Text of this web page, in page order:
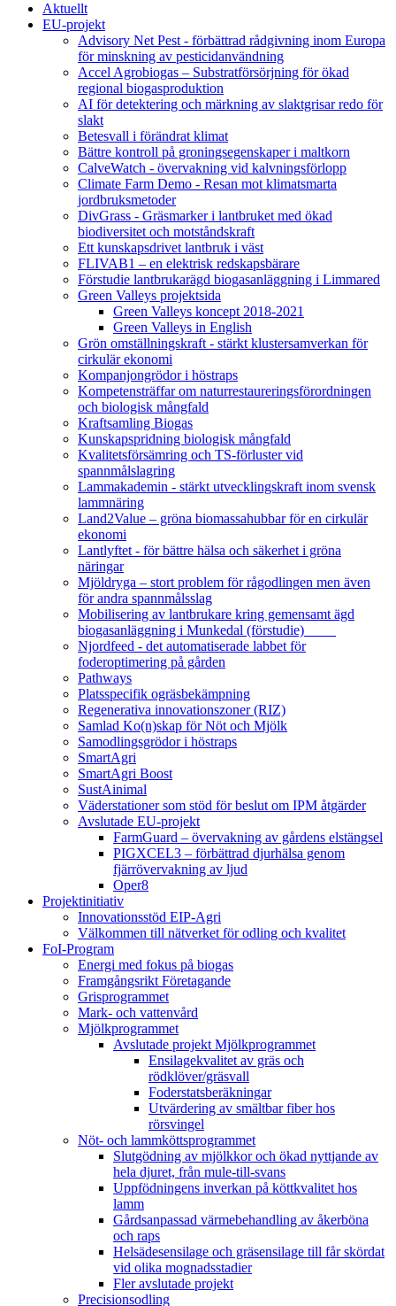
Aktuellt
EU-projekt
Advisory Net Pest - förbättrad rådgivning inom Europa
för minskning av pesticidanvändning
Accel Agrobiogas – Substratförsörjning för ökad
regional biogasproduktion
AI för detektering och märkning av slaktgrisar redo för
slakt
Betesvall i förändrat klimat
Bättre kontroll på groningsegenskaper i maltkorn
CalveWatch - övervakning vid kalvningsförlopp
Climate Farm Demo - Resan mot klimatsmarta
jordbruksmetoder
DivGrass - Gräsmarker i lantbruket med ökad
biodiversitet och motståndskraft
Ett kunskapsdrivet lantbruk i väst
FLIVAB1 – en elektrisk redskapsbärare
Förstudie lantbrukarägd biogasanläggning i Limmared
Green Valleys projektsida
Green Valleys koncept 2018-2021
Green Valleys in English
Grön omställningskraft - stärkt klustersamverkan för
cirkulär ekonomi
Kompanjongrödor i höstraps
Kompetensträffar om naturrestaureringsförordningen
och biologisk mångfald
Kraftsamling Biogas
Kunskapspridning biologisk mångfald
Kvalitetsförsämring och TS-förluster vid
spannmålslagring
Lammakademin - stärkt utvecklingskraft inom svensk
lammnäring
Land2Value – gröna biomassahubbar för en cirkulär
ekonomi
Lantlyftet - för bättre hälsa och säkerhet i gröna
näringar
Mjöldryga – stort problem för rågodlingen men även
för andra spannmålsslag
Mobilisering av lantbrukare kring gemensamt ägd
biogasanläggning i Munkedal (förstudie)
Njordfeed - det automatiserade labbet för
foderoptimering på gården
Pathways
Platsspecifik ogräsbekämpning
Regenerativa innovationszoner (RIZ)
Samlad Ko(n)skap för Nöt och Mjölk
Samodlingsgrödor i höstraps
SmartAgri
SmartAgri Boost
SustAinimal
Väderstationer som stöd för beslut om IPM åtgärder
Avslutade EU-projekt
FarmGuard – övervakning av gårdens elstängsel
PIGXCEL3 – förbättrad djurhälsa genom
fjärrövervakning av ljud
Oper8
Projektinitiativ
Innovationsstöd EIP-Agri
Välkommen till nätverket för odling och kvalitet
FoI-Program
Energi med fokus på biogas
Framgångsrikt Företagande
Grisprogrammet
Mark- och vattenvård
Mjölkprogrammet
Avslutade projekt Mjölkprogrammet
Ensilagekvalitet av gräs och
rödklöver/gräsvall
Foderstatsberäkningar
Utvärdering av smältbar fiber hos
rörsvingel
Nöt- och lammköttsprogrammet
Slutgödning av mjölkkor och ökad nyttjande av
hela djuret, från mule-till-svans
Uppfödningens inverkan på köttkvalitet hos
lamm
Gårdsanpassad värmebehandling av åkerböna
och raps
Helsädesensilage och gräsensilage till får skördat
vid olika mognadsstadier
Fler avslutade projekt
Precisionsodling